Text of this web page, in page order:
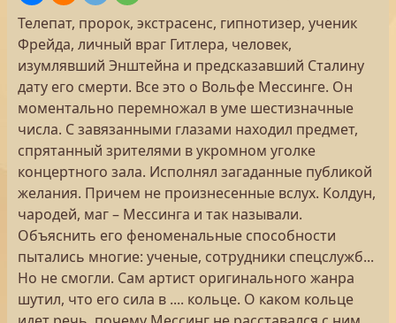
Телепат, пророк, экстрасенс, гипнотизер, ученик
Фрейда, личный враг Гитлера, человек,
изумлявший Энштейна и предсказавший Сталину
дату его смерти. Все это о Вольфе Мессинге. Он
моментально перемножал в уме шестизначные
числа. С завязанными глазами находил предмет,
спрятанный зрителями в укромном уголке
концертного зала. Исполнял загаданные публикой
желания. Причем не произнесенные вслух. Колдун,
чародей, маг – Мессинга и так называли.
Объяснить его феноменальные способности
пытались многие: ученые, сотрудники спецслужб...
Но не смогли. Сам артист оригинального жанра
шутил, что его сила в .... кольце. О каком кольце